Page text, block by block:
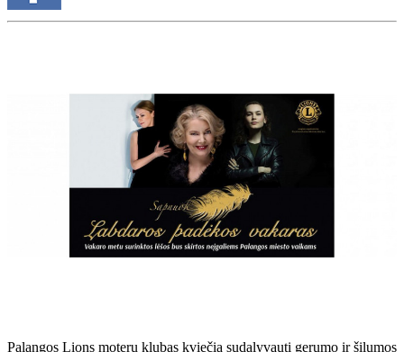
Palangos Lions moterų klubas kviečia sudalyvauti gerumo ir šilumos